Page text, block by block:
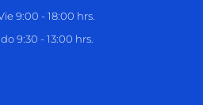
9:00 - 18:00 hrs.
9:30 - 13:00 hrs.